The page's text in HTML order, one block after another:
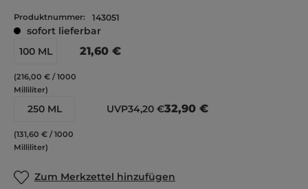
Produktnummer: 143051
sofort lieferbar
100 ML
(216,00 € / 1000
Milliliter)
21,60 €
250 ML
(131,60 € / 1000
Milliliter)
UVP34,20 €32,90 €
Zum Merkzettel hinzufügen